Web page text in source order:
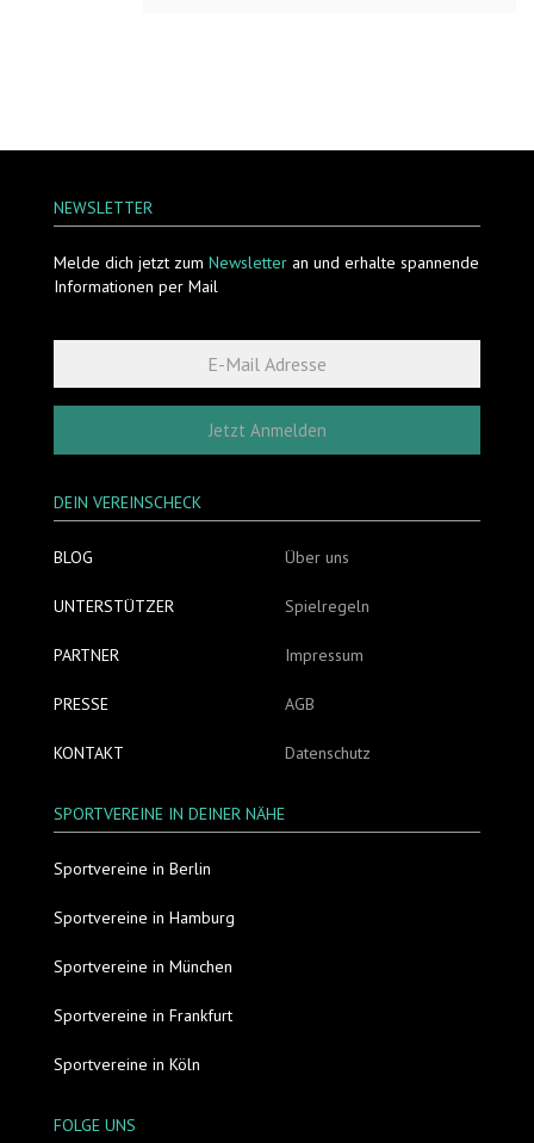
NEWSLETTER
Melde dich jetzt zum Newsletter an und erhalte spannende
Informationen per Mail
Jetzt Anmelden
DEIN VEREINSCHECK
BLOG
UNTERSTÜTZER
PARTNER
PRESSE
KONTAKT
Über uns
Spielregeln
Impressum
AGB
Datenschutz
SPORTVEREINE IN DEINER NÄHE
Sportvereine in Berlin
Sportvereine in Hamburg
Sportvereine in München
Sportvereine in Frankfurt
Sportvereine in Köln
FOLGE UNS